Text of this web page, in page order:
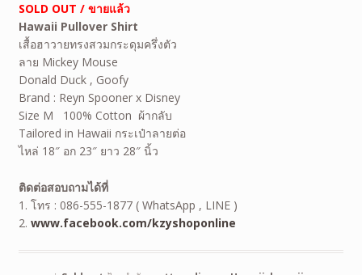
SOLD OUT / ขายแล้ว
Hawaii Pullover Shirt
เสื้อฮาวายทรงสวมกระดุมครึ่งตัว
ลาย Mickey Mouse
Donald Duck , Goofy
Brand : Reyn Spooner x Disney
Size M 100% Cotton ผ้ากลับ
Tailored in Hawaii กระเป๋าลายต่อ
ไหล่ 18″ อก 23″ ยาว 28″ นิ้ว
ติดต่อสอบถามได้ที่
1. โทร : 086-555-1877 ( WhatsApp , LINE )
2. www.facebook.com/kzyshoponline